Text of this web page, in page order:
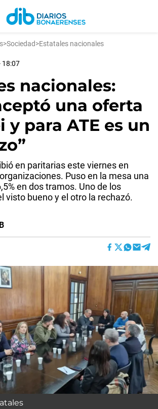
>Sociedad>Estatales nacionales
18:07
nacionales:
una oferta
y para ATE es un
en paritarias este viernes en
Puso en la mesa una
en dos tramos. Uno de los
visto bueno y el otro la rechazó.